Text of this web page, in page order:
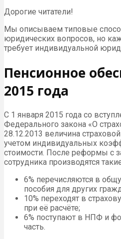
Дорогие читатели!
Мы описываем типовые
юридических вопросов, но
требует индивидуальной
Пенсионное
2015 года
С 1 января 2015 года со
Федерального закона «О
28.12.2013 величина
учетом индивидуальных
стоимости. После реформы с
сотрудника производятся
6% перечисляются в
пособия для других
10% переходят в
при её расчёте;
6% поступают в НПФ и
часть.